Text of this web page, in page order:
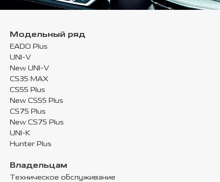
Модельный ряд
EADO Plus
UNI-V
New UNI-V
CS35 MAX
CS55 Plus
New CS55 Plus
CS75 Plus
New CS75 Plus
UNI-K
Hunter Plus
Владельцам
Техническое обслуживание